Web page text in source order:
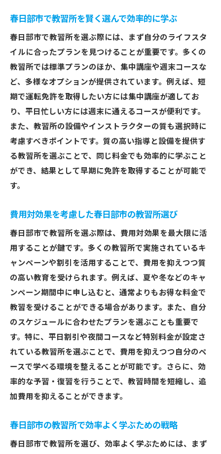
春日部市で教習所を賢く選んで効率的に学ぶ
春日部市で教習所を選ぶ際には、まず自分のライフスタ
イルに合ったプランを見つけることが重要です。多くの
教習所では標準プランのほか、集中講座や週末コースな
ど、多様なオプションが提供されています。例えば、短
期で運転免許を取得したい方には集中講座が適してお
り、平日忙しい方には週末に通えるコースが便利です。
また、教習所の設備やインストラクターの質も選択時に
考慮すべきポイントです。質の高い指導と設備を提供す
る教習所を選ぶことで、同じ料金でも効率的に学ぶこと
ができ、結果として早期に免許を取得することが可能で
す。
費用対効果を考慮した春日部市の教習所選び
春日部市で教習所を選ぶ際は、費用対効果を最大限に活
用することが鍵です。多くの教習所で実施されているキ
ャンペーンや割引を活用することで、費用を抑えつつ質
の高い教育を受けられます。例えば、夏や冬などのキャ
ンペーン期間中に申し込むと、通常よりもお得な料金で
教習を受けることができる場合があります。また、自分
のスケジュールに合わせたプランを選ぶことも重要で
す。特に、平日割引や夜間コースなど特別料金が設定さ
れている教習所を選ぶことで、費用を抑えつつ自分のペ
ースで学べる環境を整えることが可能です。さらに、効
率的な予習・復習を行うことで、教習時間を短縮し、追
加費用を抑えることができます。
春日部市の教習所で効率よく学ぶための戦略
春日部市で教習所を選び、効率よく学ぶためには、まず